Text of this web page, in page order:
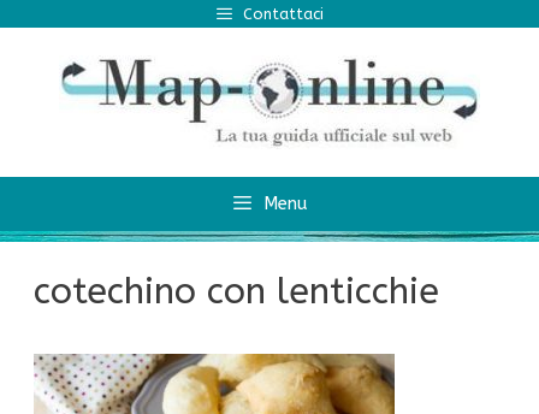
contenuto
Contattaci
Menu
cotechino con lenticchie